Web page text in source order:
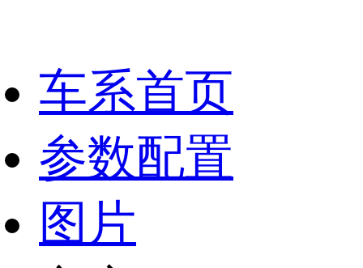
车系首页
参数配置
图片